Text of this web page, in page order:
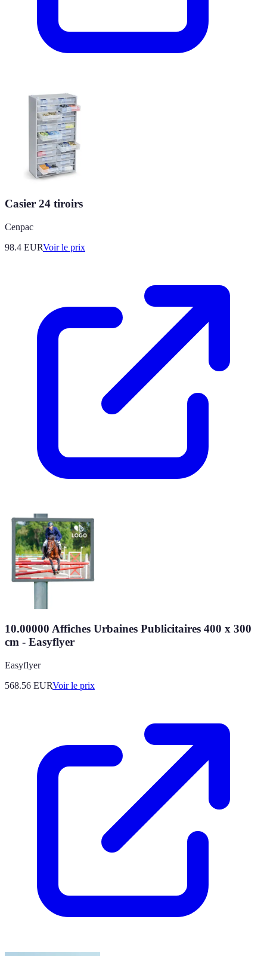
Casier 24 tiroirs
Cenpac
98.4 EURVoir le prix
10.00000 Affiches Urbaines Publicitaires 400 x 300
cm - Easyflyer
Easyflyer
568.56 EURVoir le prix